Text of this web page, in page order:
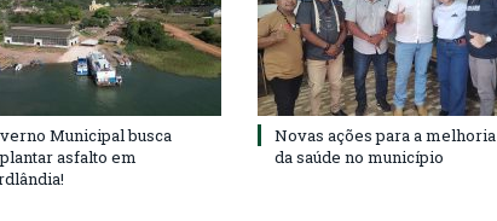
Municipal busca
asfalto em
Novas ações para a melhoria
da saúde no município